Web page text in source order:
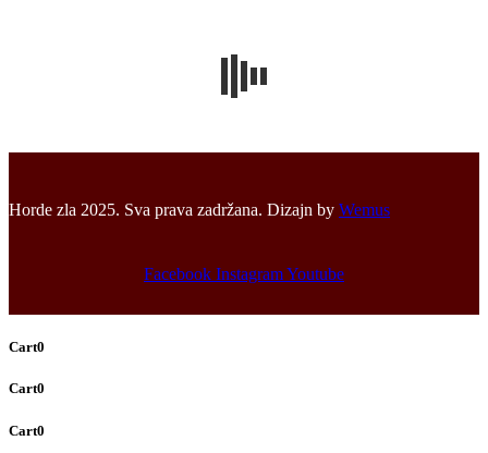
Horde zla 2025. Sva prava zadržana. Dizajn by Wemus
Facebook InstagramYoutube
Cart0
Cart0
Cart0